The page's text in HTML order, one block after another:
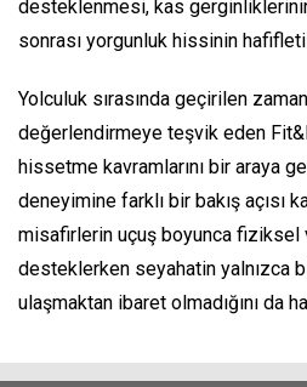
desteklenmesi, kas
sonrası yorgunluk hissinin
Yolculuk sırasında geçirilen
değerlendirmeye teşvik eden
hissetme kavramlarını bir araya
deneyimine farklı bir bakış açısı
misafirlerin uçuş boyunca
desteklerken seyahatin yalnızca
ulaşmaktan ibaret olmadığını da